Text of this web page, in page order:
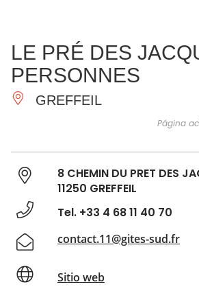
IMPRESCINDIBLES
HACER
LE PRÉ DES
PERSONNES
GREFFEIL
Página
8 CHEMIN DU PRET DES
11250 GREFFEIL
Tel. +33 4 68 11 40 70
contact.11@gites-sud.fr
Sitio web